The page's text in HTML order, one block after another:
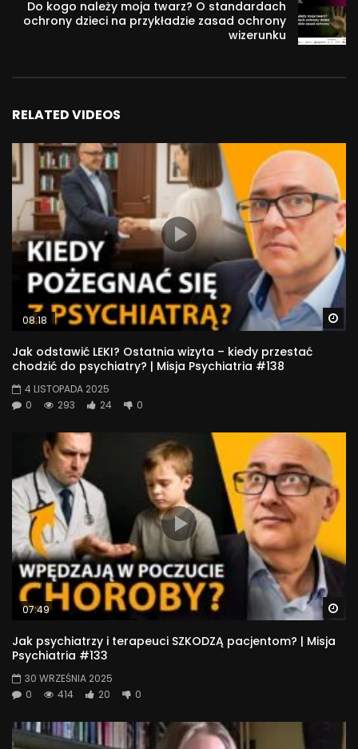
Zajrzyj tutaj:
Teraz znajdziesz mnie też do mnie na Instagramie i Tik
Jeśli chcesz mnie wesprzeć, zapraszam na Patronite’a:
patronite.pl/dwubiegunova
Możesz też zaprosić mnie na wirtualną kawkę:
suppi.pl/dwubiegunova
buycoffee.to/dwubiegunova
Będę bardzo wdzięczna.
2 400
Do kogo należy moja twarz? O standardach
ochrony dzieci na przykładzie zasad ochrony
wizerunku
RELATED VIDEOS
08:18
Jak odstawić LEKI? Ostatnia wizyta – kiedy przestać
chodzić do psychiatry? | Misja Psychiatria #138
4 LISTOPADA 2025
0
293 24 0
07:49
Jak psychiatrzy i terapeuci SZKODZĄ pacjentom? | Misja
Psychiatria #133
30 WRZEŚNIA 2025
0
414 20 0